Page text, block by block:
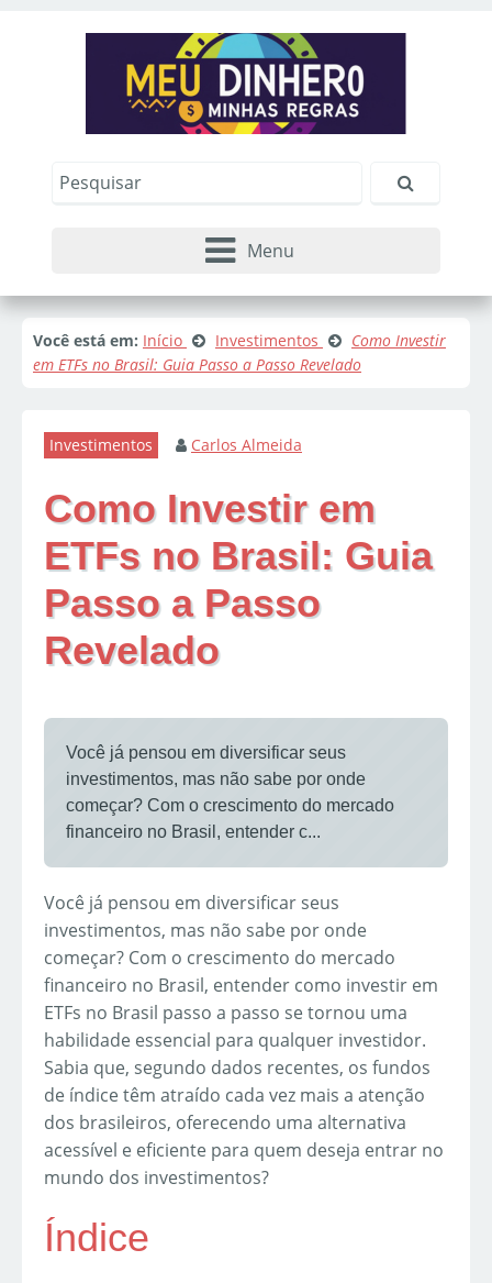
Menu
Você está em: Início Investimentos
Como Investir
em ETFs no Brasil: Guia Passo a Passo Revelado
Investimentos Carlos Almeida
Como Investir em
ETFs no Brasil: Guia
Passo a Passo
Revelado
Você já pensou em diversificar seus
investimentos, mas não sabe por onde
começar? Com o crescimento do mercado
financeiro no Brasil, entender c...
Você já pensou em diversificar seus
investimentos, mas não sabe por onde
começar? Com o crescimento do mercado
financeiro no Brasil, entender como investir em
ETFs no Brasil passo a passo se tornou uma
habilidade essencial para qualquer investidor.
Sabia que, segundo dados recentes, os fundos
de índice têm atraído cada vez mais a atenção
dos brasileiros, oferecendo uma alternativa
acessível e eficiente para quem deseja entrar no
mundo dos investimentos?
Índice